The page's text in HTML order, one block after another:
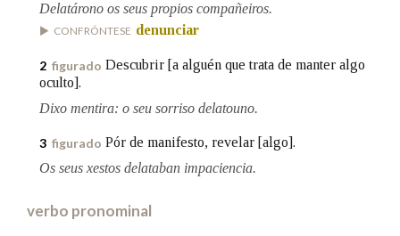
Contén
BUSCAR NO CONTIDO
Delatárono os seus propios compañeiros.
CONFRÓNTESE denunciar
2 figurado Descubrir [a alguén que trata de manter algo
oculto].
Dixo mentira: o seu sorriso delatouno.
3 figurado Pór de manifesto, revelar [algo].
Os seus xestos delataban impaciencia.
verbo pronominal